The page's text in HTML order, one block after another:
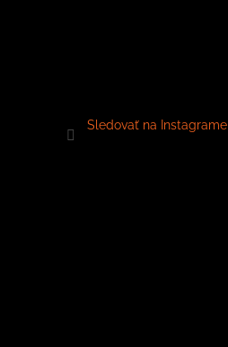
Sledovať na Instagrame